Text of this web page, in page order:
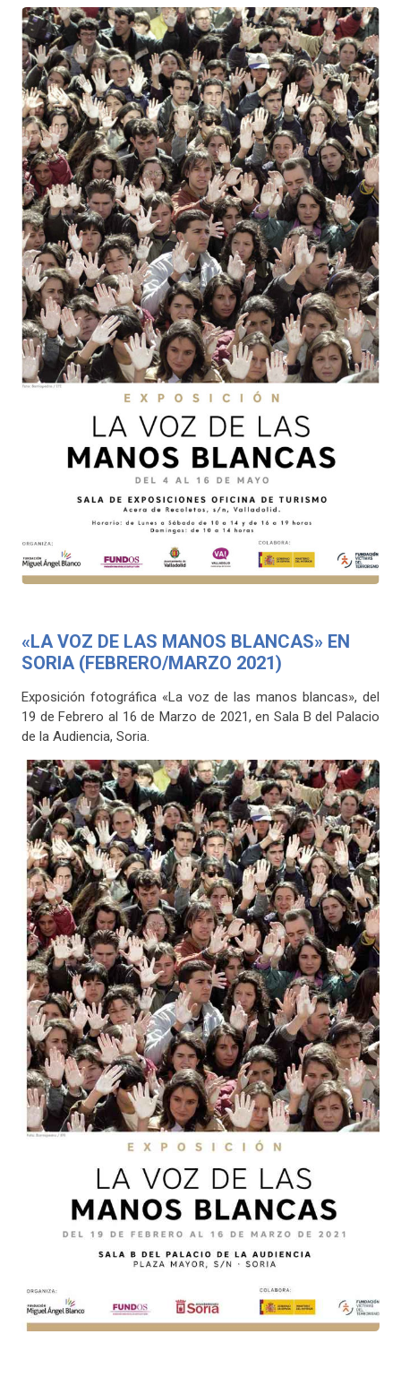
«LA VOZ DE LAS MANOS BLANCAS» EN
SORIA (FEBRERO/MARZO 2021)
Exposición fotográfica «La voz de las manos blancas», del
19 de Febrero al 16 de Marzo de 2021, en Sala B del Palacio
de la Audiencia, Soria.